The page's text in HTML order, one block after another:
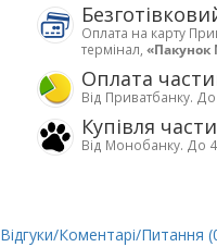
Оплата на карту
термінал,
Оплата
Від Приватбанку. До
Купівля
Від Монобанку. До
Відгуки/Коментарі/Питання